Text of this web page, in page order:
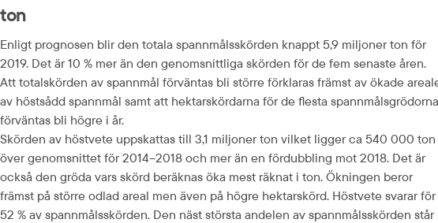
ton
Enligt prognosen blir den totala spannmålsskörden knappt 5,9 miljoner ton för
2019. Det är 10 % mer än den genomsnittliga skörden för de fem senaste åren.
Att totalskörden av spannmål förväntas bli större förklaras främst av ökade
av höstsådd spannmål samt att hektarskördarna för de flesta spannmålsgrödorna
förväntas bli högre i år.
Skörden av höstvete uppskattas till 3,1 miljoner ton vilket ligger ca 540 000 ton
över genomsnittet för 2014–2018 och mer än en fördubbling mot 2018. Det är
också den gröda vars skörd beräknas öka mest räknat i ton. Ökningen beror
främst på större odlad areal men även på högre hektarskörd. Höstvete svarar för
52 % av spannmålsskörden. Den näst största andelen av spannmålsskörden står